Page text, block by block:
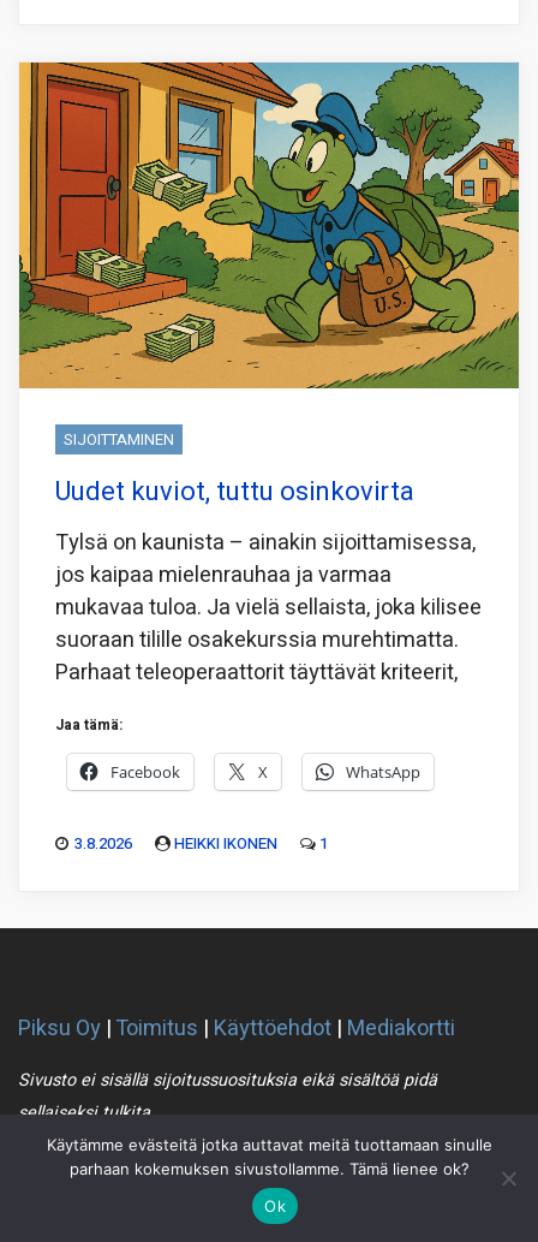
SIJOITTAMINEN
Uudet kuviot, tuttu osinkovirta
Tylsä on kaunista – ainakin sijoittamisessa,
jos kaipaa mielenrauhaa ja varmaa
mukavaa tuloa. Ja vielä sellaista, joka kilisee
suoraan tilille osakekurssia murehtimatta.
Parhaat teleoperaattorit täyttävät kriteerit,
Jaa tämä:
Facebook X WhatsApp
3.8.2026 HEIKKI IKONEN 1
Piksu Oy |Toimitus | Käyttöehdot | Mediakortti
Sivusto ei sisällä sijoitussuosituksia eikä sisältöä pidä
sellaiseksi tulkita
Piksu RSS
Käytämme evästeitä jotka auttavat meitä tuottamaan sinulle
parhaan kokemuksen sivustollamme. Tämä lienee ok?
Ok